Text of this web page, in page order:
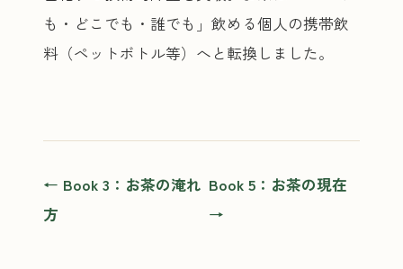
も・どこでも・誰でも」飲める個人の携帯飲
料（ペットボトル等）へと転換しました。
← Book 3：お茶の淹れ
方
Book 5：お茶の現在
→